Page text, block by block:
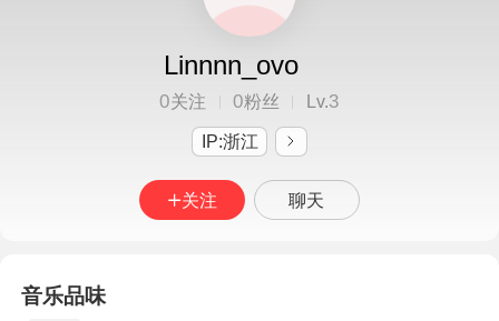
Linnnn_ovo
0关注 0粉丝 Lv.3
IP:浙江
关注 聊天
音乐品味